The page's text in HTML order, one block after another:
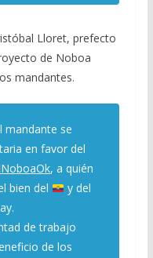
Lloret, prefecto
de Noboa
mandantes.
mandante se
en favor del
, a quién
bien del
y del
de trabajo
de los